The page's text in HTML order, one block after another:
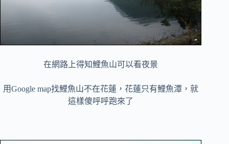
在網路上得知鯉魚山可以看夜景
用Google map找鯉魚山不在花蓮，花蓮只有鯉魚潭，就
這樣傻呼呼跑來了